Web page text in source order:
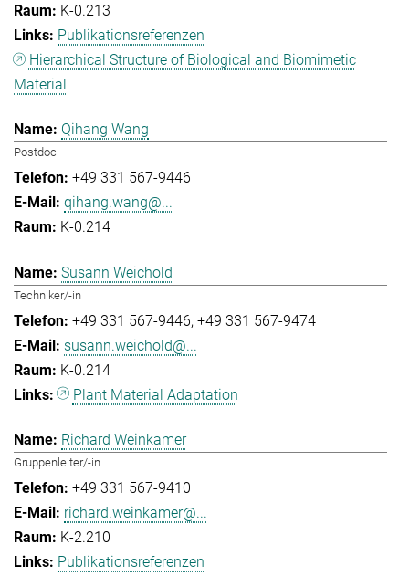
K-0.213
Publikationsreferenzen
Hierarchical Structure of Biological and Biomimetic
Material
Qihang Wang
Postdoc
+49 331 567-9446
qihang.wang@...
K-0.214
Susann Weichold
Techniker/-in
+49 331 567-9446 +49 331 567-9474
susann.weichold@...
K-0.214
Plant Material Adaptation
Richard Weinkamer
Gruppenleiter/-in
+49 331 567-9410
richard.weinkamer@...
K-2.210
Publikationsreferenzen